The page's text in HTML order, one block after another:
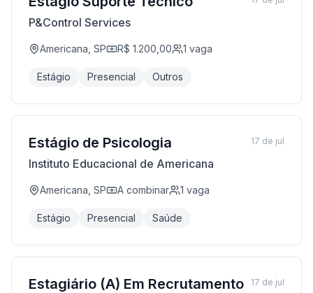
P&Control Services
Americana, SP R$ 1.200,00 1 vaga
Estágio Presencial Outros
Estágio de Psicologia
Instituto Educacional de Americana
Americana, SP A combinar 1 vaga
Estágio Presencial Saúde
17 de jul
Estagiário (A) Em Recrutamento
17 de jul